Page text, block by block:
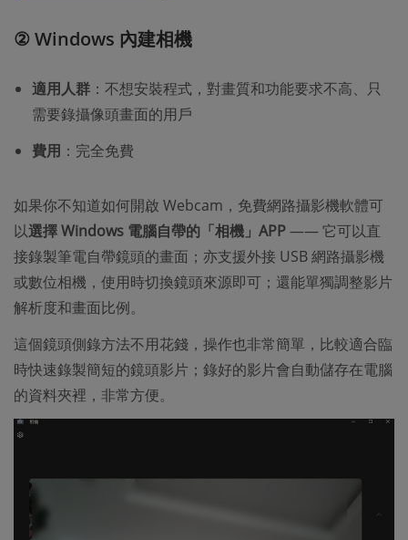
② Windows 內建相機
適用人群 ：不想安裝程式，對畫質和功能要求不高、只
需要錄攝像頭畫面的用戶
費用 ：完全免費
如果你不知道如何開啟 Webcam，免費網路攝影機軟體可
以選擇 Windows 電腦自帶的「相機」APP—— 它可以直
接錄製筆電自帶鏡頭的畫面；亦支援外接 USB 網路攝影機
或數位相機，使用時切換鏡頭來源即可；還能單獨調整影片
解析度和畫面比例。
這個鏡頭側錄方法不用花錢，操作也非常簡單，比較適合臨
時快速錄製簡短的鏡頭影片；錄好的影片會自動儲存在電腦
的資料夾裡，非常方便。